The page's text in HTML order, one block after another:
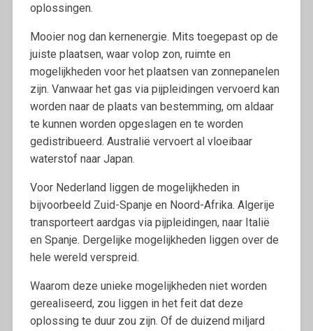
oplossingen.
Mooier nog dan kernenergie. Mits toegepast op de
juiste plaatsen, waar volop zon, ruimte en
mogelijkheden voor het plaatsen van zonnepanelen
zijn. Vanwaar het gas via pijpleidingen vervoerd kan
worden naar de plaats van bestemming, om aldaar
te kunnen worden opgeslagen en te worden
gedistribueerd. Australië vervoert al vloeibaar
waterstof naar Japan.
Voor Nederland liggen de mogelijkheden in
bijvoorbeeld Zuid-Spanje en Noord-Afrika. Algerije
transporteert aardgas via pijpleidingen, naar Italië
en Spanje. Dergelijke mogelijkheden liggen over de
hele wereld verspreid.
Waarom deze unieke mogelijkheden niet worden
gerealiseerd, zou liggen in het feit dat deze
oplossing te duur zou zijn. Of de duizend miljard